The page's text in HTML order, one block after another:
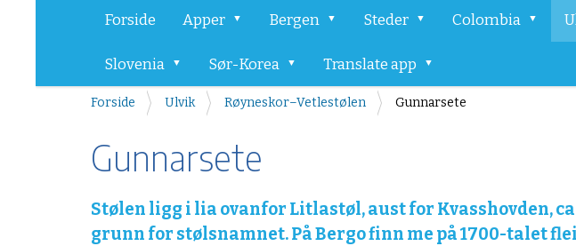
Forside Apper Bergen Steder Colombia
Slovenia Sør-Korea Translate app
D
r
r
:
Forside Ulvik Røyneskor–Vetlestølen Gunnarsete
Gunnarsete
Stølen ligg i lia ovanfor Litlastøl, aust for Kvasshovden,
grunn for stølsnamnet. På Bergo finn me på 1700-talet